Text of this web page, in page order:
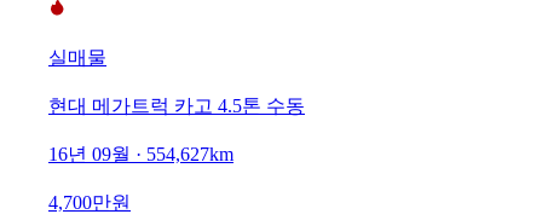
실매물
현대 메가트럭 카고 4.5톤 수동
16년 09월 · 554,627km
4,700만원